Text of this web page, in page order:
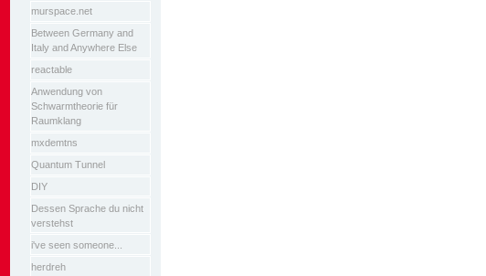
murspace.net
Between Germany and
Italy and Anywhere Else
reactable
Anwendung von
Schwarmtheorie für
Raumklang
mxdemtns
Quantum Tunnel
DIY
Dessen Sprache du nicht
verstehst
i've seen someone...
herdreh